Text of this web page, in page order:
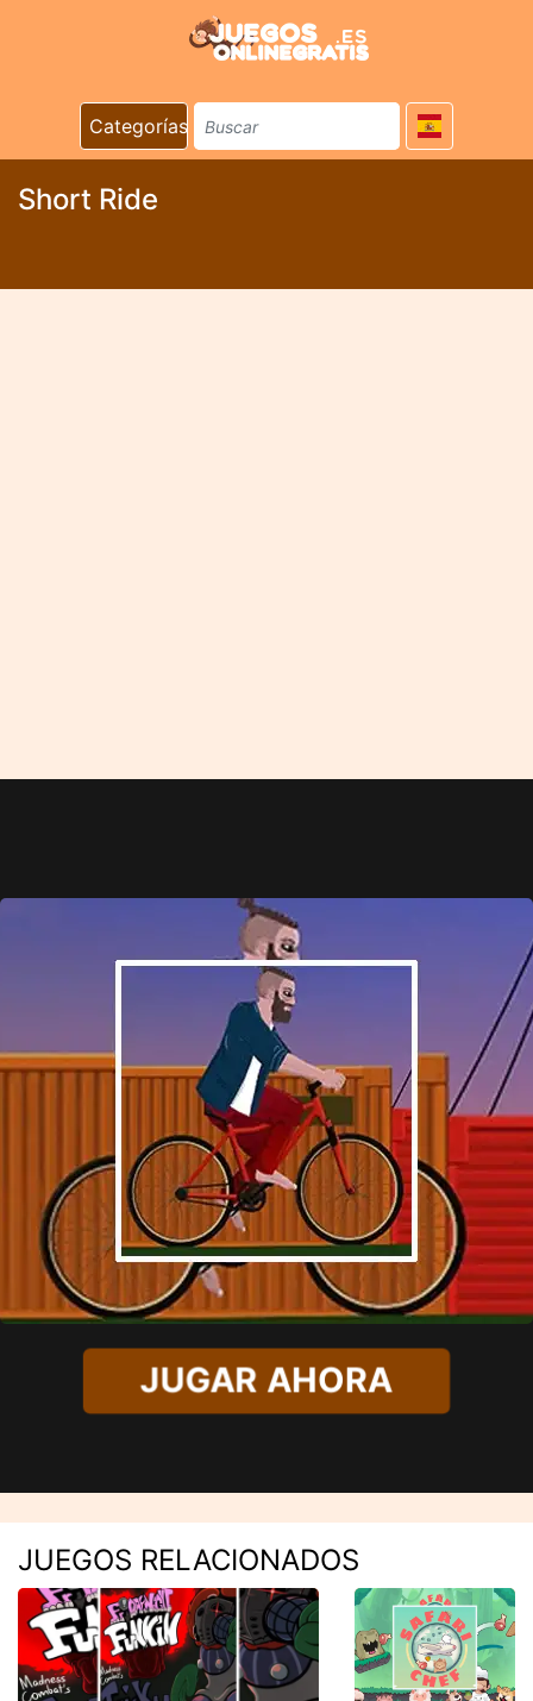
Categorías
Short Ride
JUGAR AHORA
JUEGOS RELACIONADOS